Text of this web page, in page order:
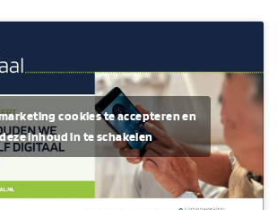
cookies te accepteren en
deze inhoud in te schakelen